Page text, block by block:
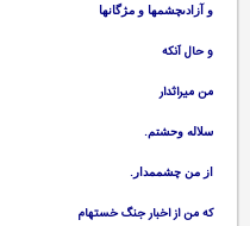
و آزادىچشمها و مژگانها
و حال آن‏كه‏
من ميراث‏دار
سلاله وحشتم.
از من چشممدار.
كه من از اخبار جنگ خسته‏ام‏